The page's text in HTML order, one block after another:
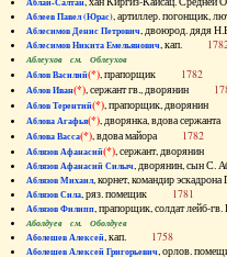
Аблеев Павел (Юрас), артиллер. погонщик,
Аблесимов Денис Петрович, двоюрод. дядя
Аблесимов Никита Емельянович, кап.
Аблеухов см. Облеухов
Аблов Василий(*), прапорщик 1782
Аблов Иван(*), сержант гв., дворянин
Аблов Терентий(*), прапорщик, дворянин
Аблова Агафья(*), дворянка, вдова
Аблова Васса(*), вдова майора 1782
Аблязов Афанасий(*), сержант, дворянин
Аблязов Афанасий Силыч, дворянин, сын
Аблязов Михаил, корнет, командир
Аблязов Сила, ряз. помещик 1781
Аблязов Филипп, прапорщик, солдат лейб-
Аболдуев см. Оболдуев
Аболешев Алексей, кап. 1758
Аболешев Алексей Григорьевич, орлов.